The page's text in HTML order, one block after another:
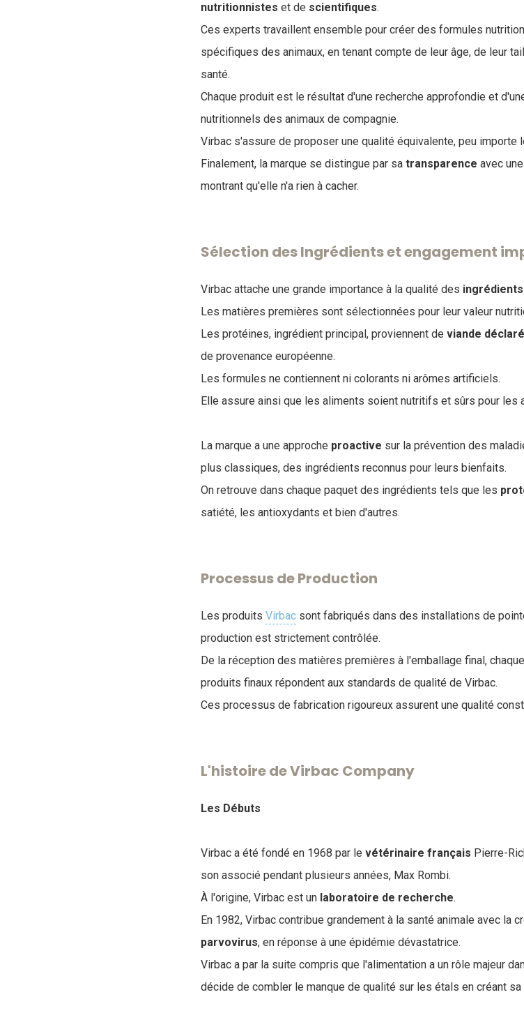
nutritionnistes et de scientifiques.
Ces experts travaillent ensemble pour créer des formules
spécifiques des animaux, en tenant compte de leur âge, de leur
santé.
Chaque produit est le résultat d'une recherche approfondie et
nutritionnels des animaux de compagnie.
Virbac s'assure de proposer une qualité équivalente, peu importe
Finalement, la marque se distingue par sa transparence avec
montrant qu'elle n'a rien à cacher.
Sélection des Ingrédients et engagement
Virbac attache une grande importance à la qualité des ingrédients
Les matières premières sont sélectionnées pour leur valeur
Les protéines, ingrédient principal, proviennent de viande
de provenance européenne.
Les formules ne contiennent ni colorants ni arômes artificiels.
Elle assure ainsi que les aliments soient nutritifs et sûrs pour les
La marque a une approche proactive sur la prévention des
plus classiques, des ingrédients reconnus pour leurs bienfaits.
On retrouve dans chaque paquet des ingrédients tels que les
satiété, les antioxydants et bien d'autres.
Processus de Production
Les produits Virbac sont fabriqués dans des installations de
production est strictement contrôlée.
De la réception des matières premières à l'emballage final,
produits finaux répondent aux standards de qualité de Virbac.
Ces processus de fabrication rigoureux assurent une qualité
L'histoire de Virbac Company
Les Débuts
Virbac a été fondé en 1968 par le vétérinaire français Pierre-
son associé pendant plusieurs années, Max Rombi.
À l'origine, Virbac est un laboratoire de recherche.
En 1982, Virbac contribue grandement à la santé animale avec la
parvovirus, en réponse à une épidémie dévastatrice.
Virbac a par la suite compris que l'alimentation a un rôle majeur
décide de combler le manque de qualité sur les étals en créant